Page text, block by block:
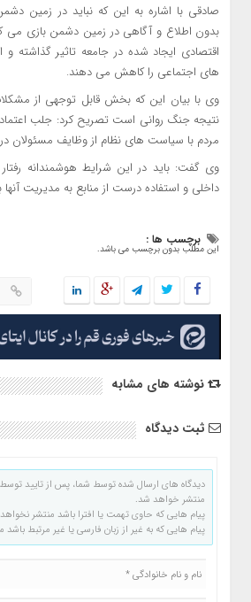
صادقی با اشاره به این که نباید در زمین
بدون اطلاع و آگاهی در زمین دشمن بازی می
اقتصادی ایجاد شده در جامعه تاثیر گذاشته
های اجتماعی را کاهش می دهند.
وی با بیان این که بخش قابل توجهی از
نتیجه جنگ روانی است تصریح کرد: جلب
مردم با سیاست های نظام از وظایف مسئولان
وی گفت: باید در این شرایط هوشمندانه رفتار
داخلی و استفاده درست از منابع به مدیریت آنها
برچسب ها :
این مطلب بدون برچسب می باشد.
نوشته های مشابه
ثبت دیدگاه
دیدگاه های ارسال شده توسط شما، پس از تایید
منتشر خواهد شد.
پیام هایی که حاوی تهمت یا افترا باشد منتشر
پیام هایی که به غیر از زبان فارسی یا غیر مرتبط